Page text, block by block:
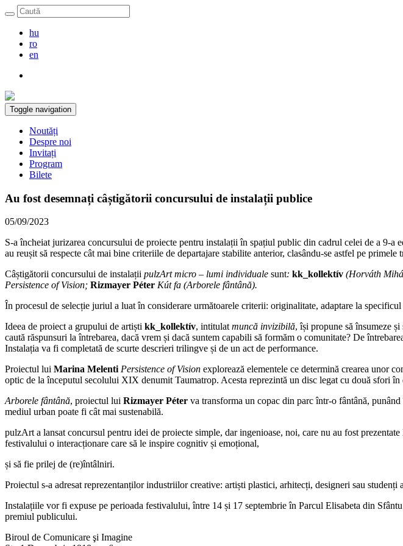
hu
ro
en
Toggle navigation
Noutăți
Despre noi
Invitați
Program
Bilete
Au fost desemnați câștigătorii concursului de instalații publice
05/09/2023
S-a încheiat jurizarea concursului de proiecte pentru instalații în spațiul public din cadrul celei de a 9-
au reușit să respecte cât mai bine criteriile de departajare stabilite anterior, clasându-se astfel pe
Câștigătorii concursului de instalații pulzArt micro – lumi individuale sunt: kk_kollektív (Horváth
Persistence of Vision; Rizmayer Péter Kút fa (Arborele fântână).
În procesul de selecție juriul a luat în considerare următoarele criterii: originalitate, adaptare la
Ideea de proiect a grupului de artiști kk_kollektív, intitulatmuncă invizibilă, își propune să însumeze
caută răspunsuri la întrebarea, dacă vrem și dacă suntem capabili să formăm o comunitate? De
Instalația va fi completată de scurte descrieri trilingve și de un act de performance.
Proiectul lui Marina Melenti Persistence of Vision explorează elementele ce determină crearea unor
optic de la începutul secolului XIX denumit Taumatrop. Acesta reprezintă un disc legat cu două sfori
Arborele fântână, proiectul lui Rizmayer Péter va transforma un copac din parc într-o fântână,
mediul urban poate fi cât mai sustenabilă.
pulzArt a lansat concursul pentru idei de proiecte simple, dar ingenioase, noi, care nu au fost
festivalului o interacționare care să le inspire cognitiv și emoțional,
și să fie prilej de (re)întâlniri.
Proiectul s-a adresat reprezentanților industriilor creative: artiști plastici, arhitecți, designeri sau
Instalațiile vor fi expuse pe perioada festivalului, între 14 și 17 septembrie în Parcul Elisabeta din
premiul publicului.
Biroul de Comunicare şi Imagine